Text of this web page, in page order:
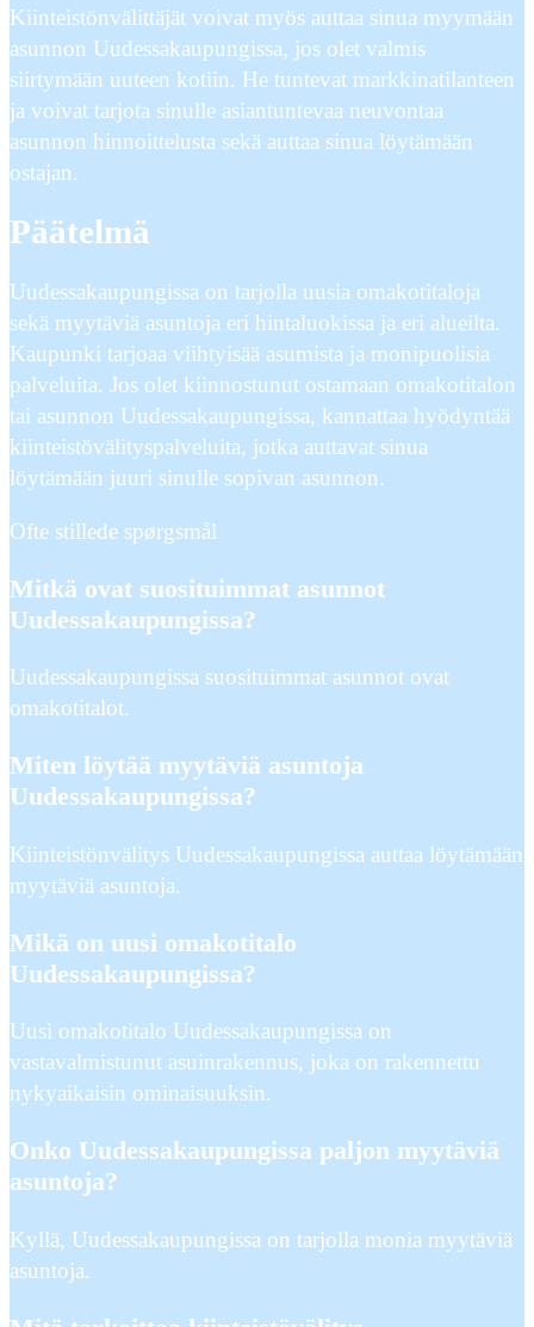
Kiinteistönvälittäjät voivat myös auttaa sinua myymään
asunnon Uudessakaupungissa, jos olet valmis
siirtymään uuteen kotiin. He tuntevat markkinatilanteen
ja voivat tarjota sinulle asiantuntevaa neuvontaa
asunnon hinnoittelusta sekä auttaa sinua löytämään
ostajan.
Päätelmä
Uudessakaupungissa on tarjolla uusia omakotitaloja
sekä myytäviä asuntoja eri hintaluokissa ja eri alueilta.
Kaupunki tarjoaa viihtyisää asumista ja monipuolisia
palveluita. Jos olet kiinnostunut ostamaan omakotitalon
tai asunnon Uudessakaupungissa, kannattaa hyödyntää
kiinteistövälityspalveluita, jotka auttavat sinua
löytämään juuri sinulle sopivan asunnon.
Ofte stillede spørgsmål
Mitkä ovat suosituimmat asunnot
Uudessakaupungissa?
Uudessakaupungissa suosituimmat asunnot ovat
omakotitalot.
Miten löytää myytäviä asuntoja
Uudessakaupungissa?
Kiinteistönvälitys Uudessakaupungissa auttaa löytämään
myytäviä asuntoja.
Mikä on uusi omakotitalo
Uudessakaupungissa?
Uusi omakotitalo Uudessakaupungissa on
vastavalmistunut asuinrakennus, joka on rakennettu
nykyaikaisin ominaisuuksin.
Onko Uudessakaupungissa paljon myytäviä
asuntoja?
Kyllä, Uudessakaupungissa on tarjolla monia myytäviä
asuntoja.